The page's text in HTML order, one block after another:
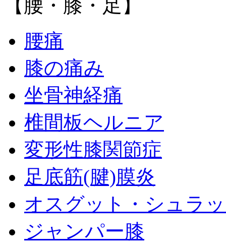
【腰・膝・足】
腰痛
膝の痛み
坐骨神経痛
椎間板ヘルニア
変形性膝関節症
足底筋(腱)膜炎
オスグット・シュラ
ジャンパー膝